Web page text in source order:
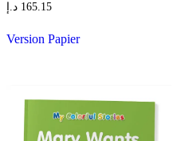
165.15 د.إ
Version Papier